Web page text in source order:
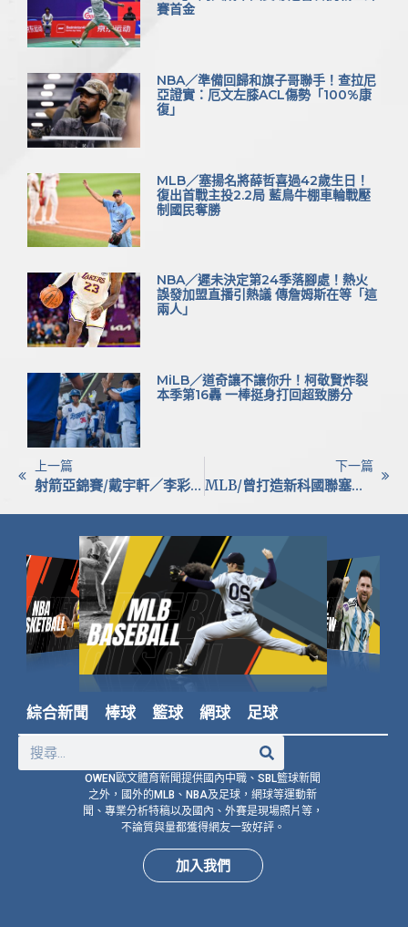
賽首金
NBA／準備回歸和旗子哥聯手！查拉尼
亞證實：厄文左膝ACL傷勢「100%康
復」
MLB／塞揚名將薛哲喜過42歲生日！
復出首戰主投2.2局 藍鳥牛棚車輪戰壓
制國民奪勝
NBA／遲未決定第24季落腳處！熱火
誤發加盟直播引熱議 傳詹姆斯在等「這
兩人」
MiLB／道奇讓不讓你升！柯敬賢炸裂
本季第16轟 一棒挺身打回超致勝分
上一篇
射箭亞錦賽/戴宇軒／李彩綺逆轉中國、完封印度！強勢挺進混雙金牌戰
下一篇
MLB/曾打造新科國聯塞揚！海盜投手教練馬林跳槽紅人擔任牛棚教練
綜合新聞 棒球 籃球 網球 足球
OWEN歐文體育新聞提供國內中職、SBL籃球新聞
之外，國外的MLB、NBA及足球，網球等運動新
聞、專業分析特稿以及國內、外賽是現場照片等，
不論質與量都獲得網友一致好評。
加入我們